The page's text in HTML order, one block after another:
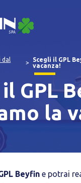
dal
Scegli il GPL
vacanza!
GPL
la
Beyfin e potrai